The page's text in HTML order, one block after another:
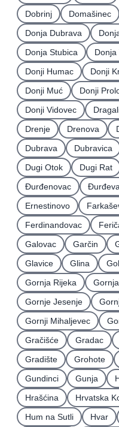
Dobrinj
Domašinec
Donja Dubrava
Donja Stubica
Donja
Donji Humac
Donji
Donji Muć
Donji
Donji Vidovec
Drenje
Drenova
Dubrava
Dubravica
Dugi Otok
Dugi Rat
Ðurđenovac
Ernestinovo
Ferdinandovac
Galovac
Garčin
Glavice
Glina
Gornja Rijeka
Gornje Jesenje
Gornji Mihaljevec
Gračišće
Gradac
Gradište
Grohote
Gundinci
Gunja
Hrašćina
Hrvatska
Hum na Sutli
Hvar